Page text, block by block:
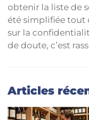
obtenir la liste de
été simplifiée tout
sur la
de doute, c’est
Articles